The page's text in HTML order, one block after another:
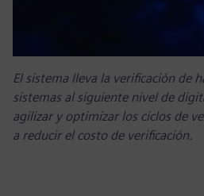
El sistema lleva la verificación de
sistemas al siguiente nivel de
agilizar y optimizar los ciclos de
a reducir el costo de verificación.